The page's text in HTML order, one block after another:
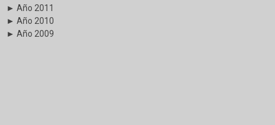
► Año 2011
► Año 2010
► Año 2009